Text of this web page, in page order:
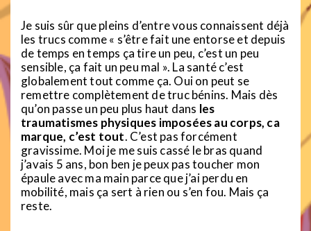
Je suis sûr que pleins d’entre vous connaissent déjà
les trucs comme « s’être fait une entorse et depuis
de temps en temps ça tire un peu, c’est un peu
sensible, ça fait un peu mal ». La santé c’est
globalement tout comme ça. Oui on peut se
remettre complètement de truc bénins. Mais dès
qu’on passe un peu plus haut dans les
traumatismes physiques imposées au corps, ca
marque, c’est tout. C’est pas forcément
gravissime. Moi je me suis cassé le bras quand
j’avais 5 ans, bon ben je peux pas toucher mon
épaule avec ma main parce que j’ai perdu en
mobilité, mais ça sert à rien ou s’en fou. Mais ça
reste.